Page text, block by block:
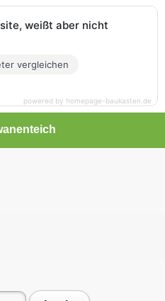
weißt aber nicht
vergleichen
powered by homepage-baukasten.de